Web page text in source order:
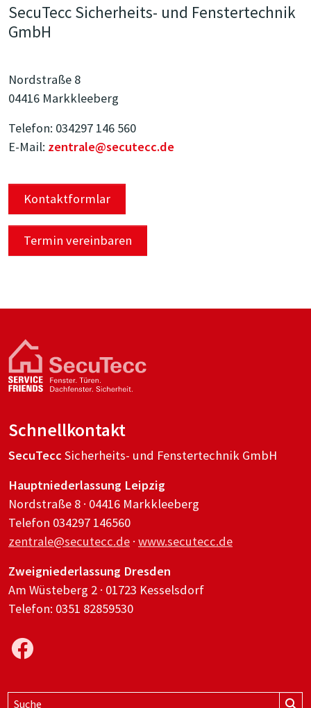
SecuTecc Sicherheits- und Fenstertechnik
GmbH
Nordstraße 8
04416 Markkleeberg
Telefon: 034297 146 560
E-Mail: zentrale@secutecc.de
Kontaktformlar
Termin vereinbaren
Schnellkontakt
SecuTecc Sicherheits- und Fenstertechnik GmbH
Hauptniederlassung Leipzig
Nordstraße 8 · 04416 Markkleeberg
Telefon 034297 146560
zentrale@secutecc.de · www.secutecc.de
Zweigniederlassung Dresden
Am Wüsteberg 2 · 01723 Kesselsdorf
Telefon: 0351 82859530
Suchbegriff eingeben